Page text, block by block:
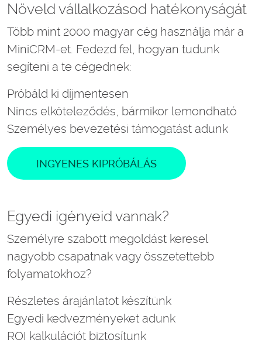
Növeld vállalkozásod hatékonyságát
Több mint 2000 magyar cég használja már a
MiniCRM-et. Fedezd fel, hogyan tudunk
segíteni a te cégednek:
Próbáld ki díjmentesen
Nincs elköteleződés, bármikor lemondható
Személyes bevezetési támogatást adunk
INGYENES KIPRÓBÁLÁS
Egyedi igényeid vannak?
Személyre szabott megoldást keresel
nagyobb csapatnak vagy összetettebb
folyamatokhoz?
Részletes árajánlatot készítünk
Egyedi kedvezményeket adunk
ROI kalkulációt biztosítunk